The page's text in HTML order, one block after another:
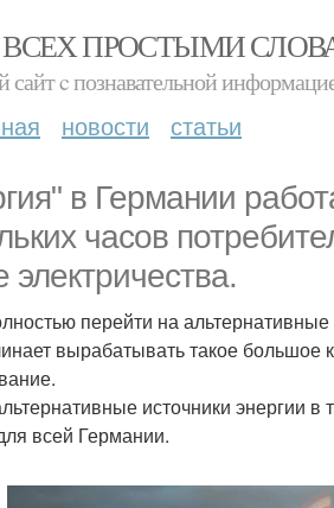
ПРОСТЫМИ
c познавательной
новости статьи
в Германии
часов
электричества.
перейти на
вырабатывать такое большое
источники энергии
всей Германии.